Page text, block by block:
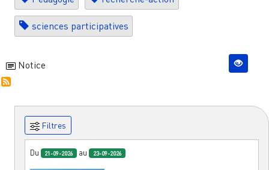
sciences participatives
Notice
Filtres
Du 21-09-2026 au 23-09-2026